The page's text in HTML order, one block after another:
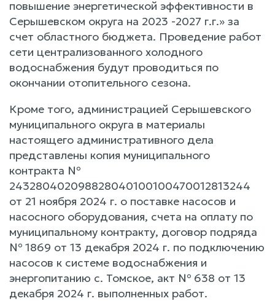
повышение энергетической эффективности в
Серышевском округа на 2023 -2027 г.г.» за
счет областного бюджета. Проведение работ
сети централизованного холодного
водоснабжения будут проводиться по
окончании отопительного сезона.
Кроме того, администрацией Серышевского
муниципального округа в материалы
настоящего административного дела
представлены копия муниципального
контракта №
243280402098828040100100470012813244
от 21 ноября 2024 г. о поставке насосов и
насосного оборудования, счета на оплату по
муниципальному контракту, договор подряда
№ 1869 от 13 декабря 2024 г. по подключению
насосов к системе водоснабжения и
энергопитанию с. Томское, акт № 638 от 13
декабря 2024 г. выполненных работ.